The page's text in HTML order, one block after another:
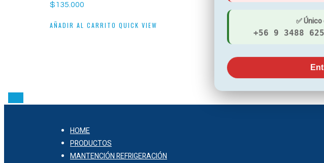
$135.000
AÑADIR AL CARRITO QUICK VIEW
PURIFICADOR OSMOSIS
250.000
AÑADIR AL CARRITO QUICK
HOME
PRODUCTOS
MANTENCIÓN REFRIGERACIÓN
✅
+56 9 3488